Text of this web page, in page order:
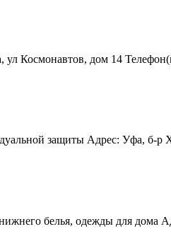
Космонавтов, дом 14
защиты Адрес: Уфа, б-
белья, одежды для дома